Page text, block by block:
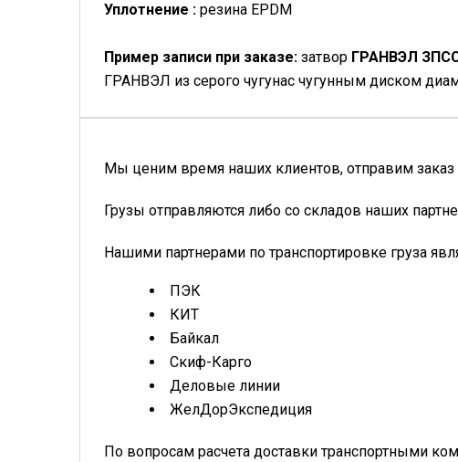
Уплотнение : резина EPDM
Пример записи при заказе: затвор ГРАНВЭЛ ЗПСС
ГРАНВЭЛ из серого чугунас чугунным диском
Мы ценим время наших клиентов, отправим
Грузы отправляются либо со складов наших
Нашими партнерами по транспортировке груза
ПЭК
КИТ
Байкал
Скиф-Карго
Деловые линии
ЖелДорЭкспедиция
По вопросам расчета доставки транспортными